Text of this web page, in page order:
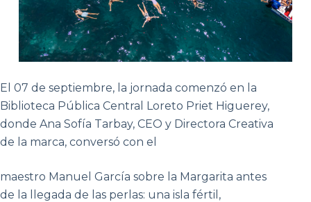
El 07 de septiembre, la jornada comenzó en la
Biblioteca Pública Central Loreto Priet Higuerey,
donde Ana Sofía Tarbay, CEO y Directora Creativa
de la marca, conversó con el
maestro Manuel García sobre la Margarita antes
de la llegada de las perlas: una isla fértil,